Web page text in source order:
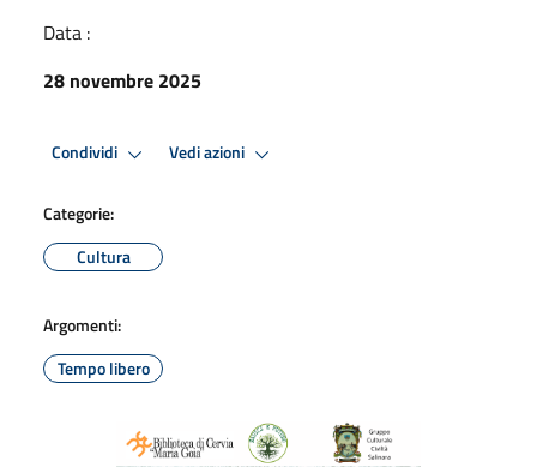
Data :
28 novembre 2025
Condividi Vedi azioni
Categorie:
Cultura
Argomenti:
Tempo libero